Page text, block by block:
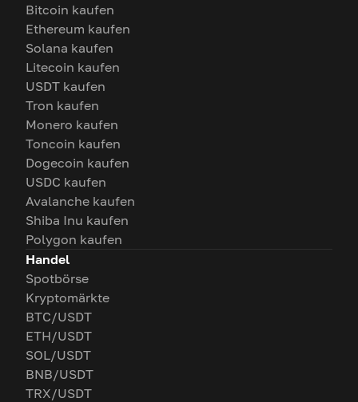
Bitcoin kaufen
Ethereum kaufen
Solana kaufen
Litecoin kaufen
USDT kaufen
Tron kaufen
Monero kaufen
Toncoin kaufen
Dogecoin kaufen
USDC kaufen
Avalanche kaufen
Shiba Inu kaufen
Polygon kaufen
Handel
Spotbörse
Kryptomärkte
BTC/USDT
ETH/USDT
SOL/USDT
BNB/USDT
TRX/USDT